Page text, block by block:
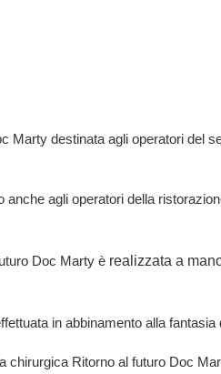
Marty destinata agli operatori del
anche agli operatori della
Doc Marty è realizzata a
in abbinamento alla fantasia
chirurgica Ritorno al futuro Doc